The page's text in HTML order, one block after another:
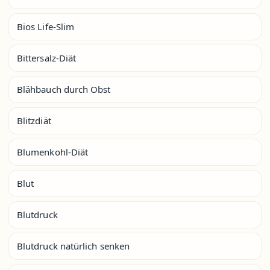
Bios Life-Slim
Bittersalz-Diät
Blähbauch durch Obst
Blitzdiät
Blumenkohl-Diät
Blut
Blutdruck
Blutdruck natürlich senken